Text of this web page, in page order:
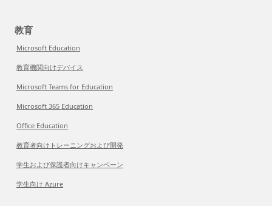
教育
Microsoft Education
教育機関向けデバイス
Microsoft Teams for Education
Microsoft 365 Education
Office Education
教育者向けトレーニングおよび開発
学生および保護者向けキャンペーン
学生向け Azure